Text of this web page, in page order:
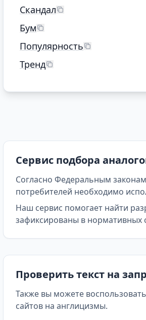
Скандал
Бум
Популярность
Тренд
Сервис подбора
Согласно Федеральным
потребителей необходимо
Наш сервис помогает найти
зафиксированы в нормативных
Проверить текст на
Также вы можете
сайтов на англицизмы.